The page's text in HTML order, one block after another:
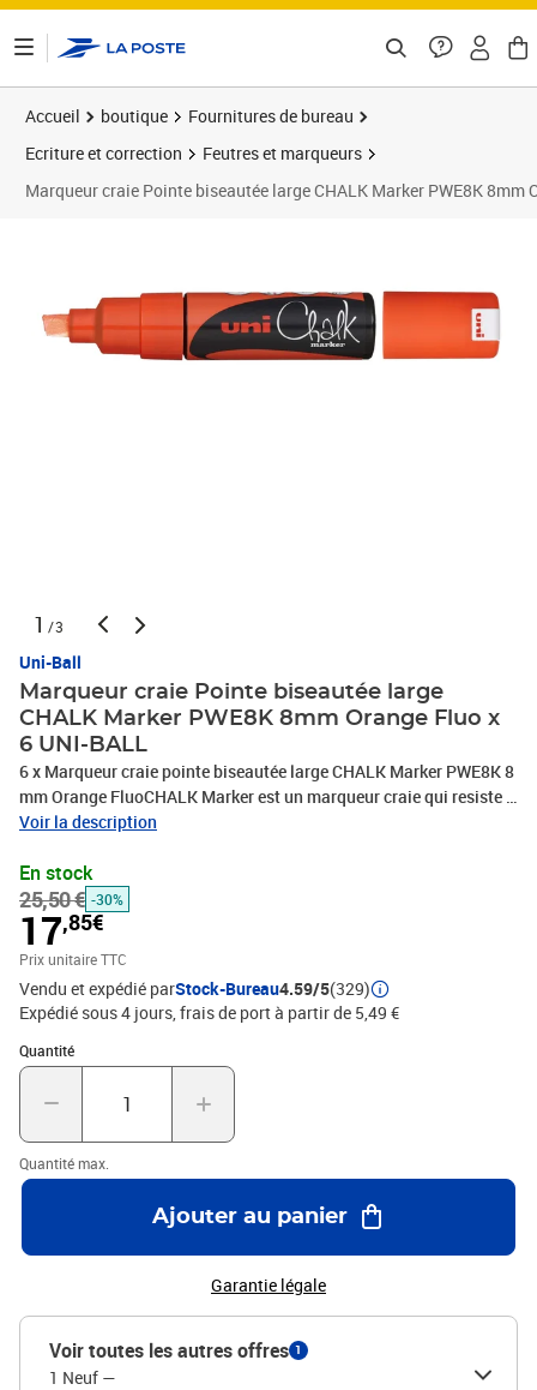
Accueil boutique
Fournitures de bureau
Ecriture et correction
Feutres et marqueurs
Marqueur craie Pointe biseautée large CHALK Marker PWE8K 8mm
1 /3
Uni-Ball
Marqueur craie Pointe biseautée large
CHALK Marker PWE8K 8mm Orange Fluo x
6 UNI-BALL
6 x Marqueur craie pointe biseautée large CHALK Marker PWE8K 8
mm Orange FluoCHALK Marker est un marqueur craie qui resiste à
la pluie et qui être utilisé à l'intérieur comme à l'exterieurIl s'efface
Voir la description
En stock
25,50 € -30%
17,85€
Prix unitaire TTC
Vendu et expédié parStock-Bureau4.59/5(329)
Expédié sous 4 jours, frais de port à partir de 5,49 €
Quantité
Quantité : 1
Quantité max.
Ajouter au panier
Garantie légale
Voir toutes les autres offres 1
1 Neuf —